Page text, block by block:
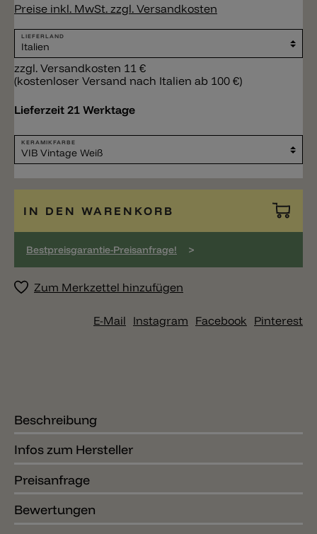
Preise inkl. MwSt. zzgl. Versandkosten
LIEFERLAND
zzgl. Versandkosten 11 €
(kostenloser Versand nach Italien ab 100 €)
Lieferzeit 21 Werktage
KERAMIKFARBE
IN DEN WARENKORB
Bestpreisgarantie-Preisanfrage! >
Zum Merkzettel hinzufügen
E-Mail Instagram Facebook Pinterest
Beschreibung
Infos zum Hersteller
Preisanfrage
Bewertungen